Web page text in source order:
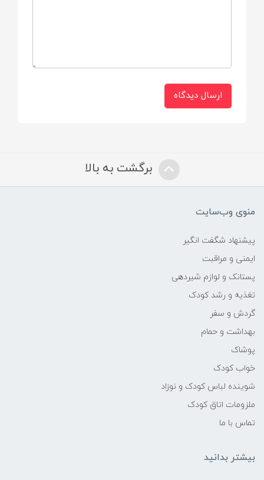
ارسال دیدگاه
برگشت به بالا
منوی وب‌سایت
پیشنهاد شگفت انگیر
ایمنی و مراقبت
پستانک و لوازم شیردهی
تغذیه و رشد کودک
گردش و سفر
بهداشت و حمام
پوشاک
خواب کودک
شوینده لباس کودک و نوزاد
ملزومات اتاق کودک
تماس با ما
بیشتر بدانید